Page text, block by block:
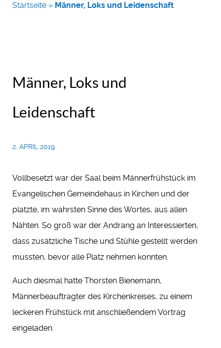
Startseite » Männer, Loks und Leidenschaft
Männer, Loks und
Leidenschaft
2. APRIL 2019
Vollbesetzt war der Saal beim Männerfrühstück im
Evangelischen Gemeindehaus in Kirchen und der
platzte, im wahrsten Sinne des Wortes, aus allen
Nähten. So groß war der Andrang an Interessierten,
dass zusätzliche Tische und Stühle gestellt werden
mussten, bevor alle Platz nehmen konnten.
Auch diesmal hatte Thorsten Bienemann,
Männerbeauftragter des Kirchenkreises, zu einem
leckeren Frühstück mit anschließendem Vortrag
eingeladen.